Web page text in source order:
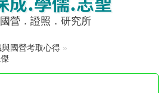
成.學儒.志聖
營．證照．研究所
與國營考取心得 »